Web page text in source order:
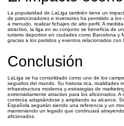
La popularidad de LaLiga también tiene un
de patrocinadores e inversores ha permitido a los
a menudo, realizar fichajes de alto perfil. A
atractivo, la liga en su conjunto se beneficia de
turismo deportivo en ciudades como Barcelona y
gracias a los partidos y eventos relacionados con
Conclusión
LaLiga se ha consolidado como uno de los
seguidos del mundo. Su historia rica, rivalidades
infraestructura moderna y estrategias de
extremadamente atractivo para los aficionados.
continúa adaptándose y ampliando su alcance.
Española seguirán siendo una referencia y un
manteniendo un legado que continuará
aficionados.